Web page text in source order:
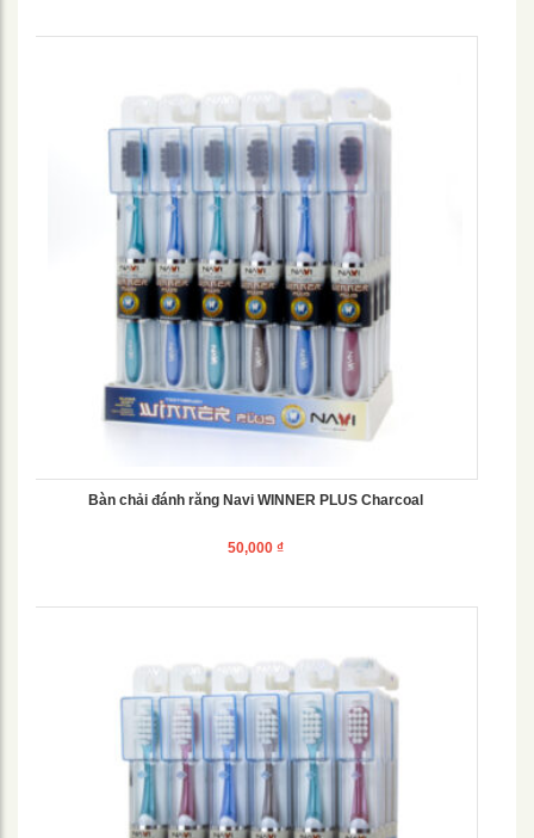
Bàn chải đánh răng Navi WINNER PLUS Charcoal
50,000 ₫